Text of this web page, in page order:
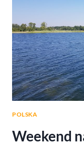
POLSKA
Weekend